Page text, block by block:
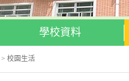
學校資料
>校園生活